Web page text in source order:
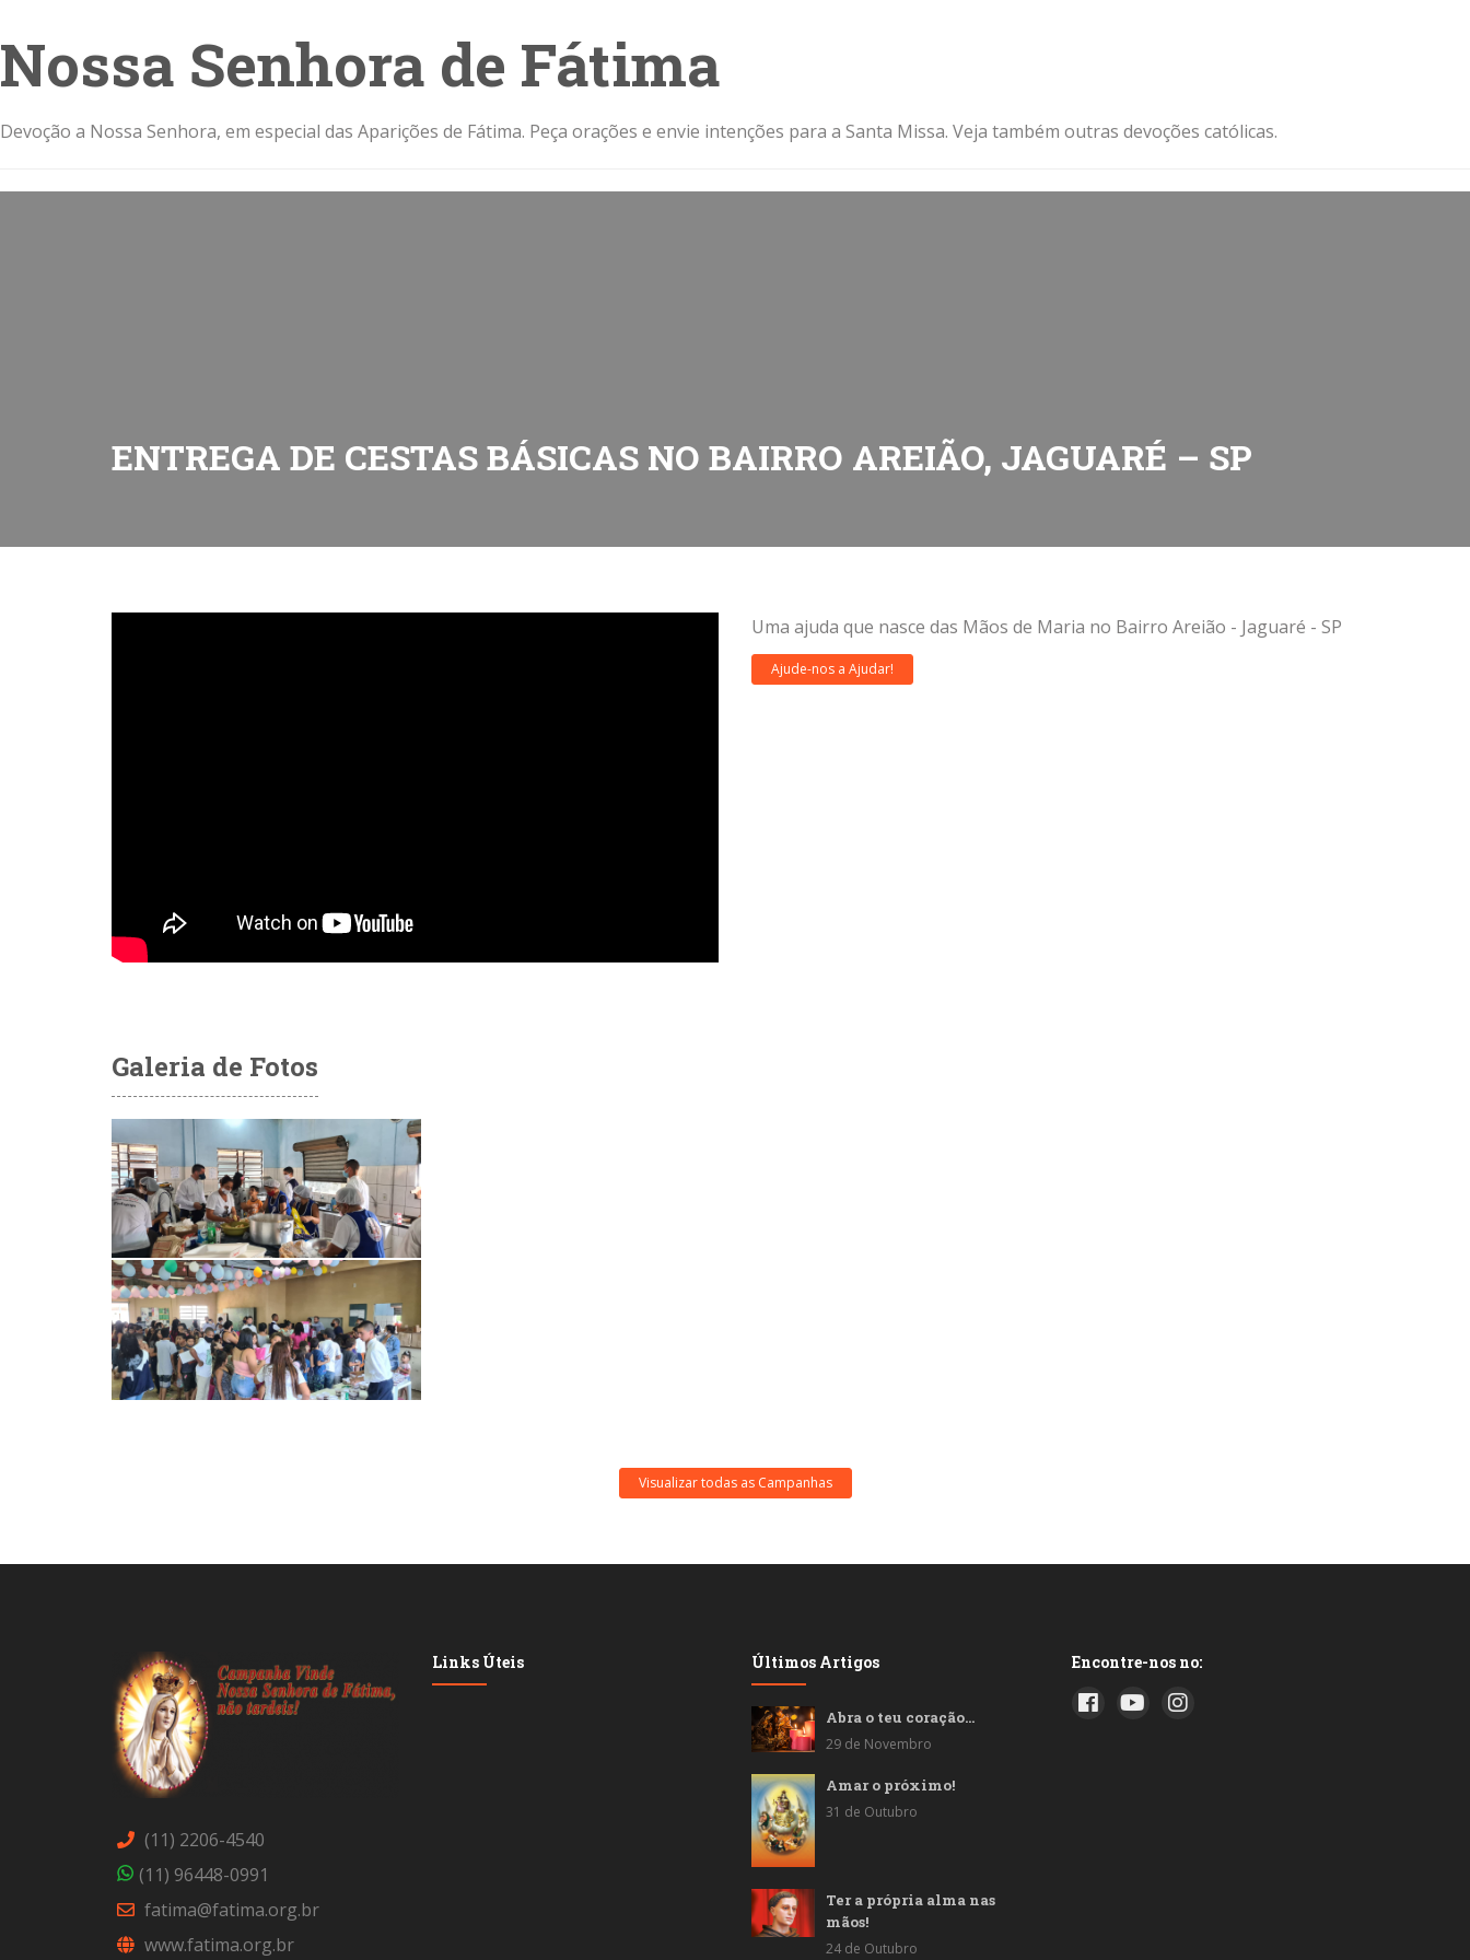
Nossa Senhora de Fátima
Devoção a Nossa Senhora, em especial das Aparições de Fátima. Peça orações e envie intenções para a Santa Missa. Veja também outras devoções católicas.
ENTREGA DE CESTAS BÁSICAS NO BAIRRO AREIÃO, JAGUARÉ – SP
Uma ajuda que nasce das Mãos de Maria no Bairro Areião - Jaguaré - SP
Ajude-nos a Ajudar!
Galeria de Fotos
Visualizar todas as Campanhas
(11) 2206-4540
(11) 96448-0991
fatima@fatima.org.br
www.fatima.org.br
Links Úteis Últimos Artigos
Abra o teu coração…
29 de Novembro
Amar o próximo!
31 de Outubro
Ter a própria alma nas
mãos!
24 de Outubro
Encontre-nos no: